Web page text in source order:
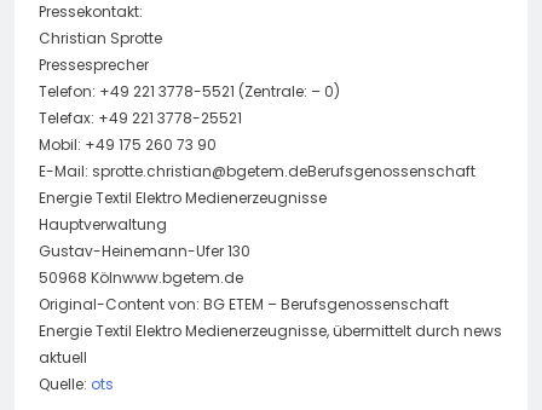
Pressekontakt:
Christian Sprotte
Pressesprecher
Telefon: +49 221 3778-5521 (Zentrale: – 0)
Telefax: +49 221 3778-25521
Mobil: +49 175 260 73 90
E-Mail: sprotte.christian@bgetem.deBerufsgenossenschaft
Energie Textil Elektro Medienerzeugnisse
Hauptverwaltung
Gustav-Heinemann-Ufer 130
50968 Kölnwww.bgetem.de
Original-Content von: BG ETEM – Berufsgenossenschaft
Energie Textil Elektro Medienerzeugnisse, übermittelt durch news
aktuell
Quelle: ots